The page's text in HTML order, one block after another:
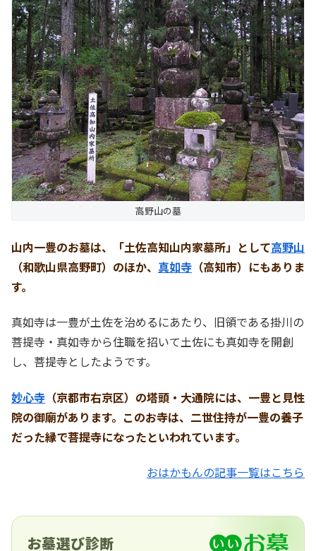
高野山の墓
山内一豊のお墓は、「土佐高知山内家墓所」として高野山
（和歌山県高野町）のほか、 真如寺 （高知市）にもありま
す。
真如寺は一豊が土佐を治めるにあたり、旧領である掛川の
菩提寺・真如寺から住職を招いて土佐にも真如寺を開創
し、菩提寺としたようです。
妙心寺 （京都市右京区）の塔頭・大通院には、一豊と見性
院の御廟があります。 このお寺は、二世住持が一豊の養子
だった縁で菩提寺になったといわれています。
おはかもんの記事一覧はこちら
お墓選び診断